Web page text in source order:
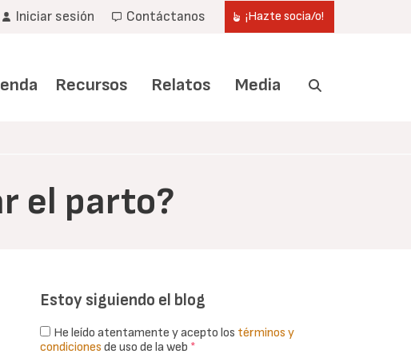
Iniciar sesión Contáctanos ¡Hazte socia/o!
Recursos Relatos Media
el parto?
Estoy siguiendo el blog
He leído atentamente y acepto los términos y
condiciones de uso de la web *